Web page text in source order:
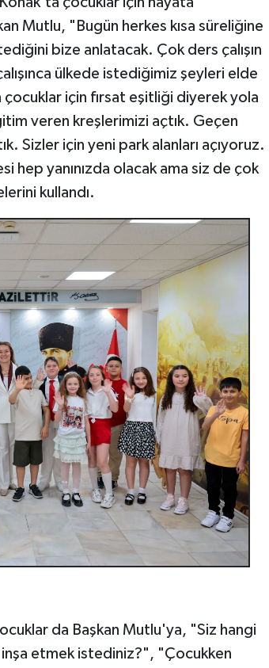
Mutlu, "Bugün herkes kısa süreliğine
bize anlatacak. Çok ders çalışın
ülkede istediğimiz şeyleri elde
için fırsat eşitliği diyerek yola
veren kreşlerimizi açtık. Geçen
Sizler için yeni park alanları açıyoruz.
hep yanınızda olacak ama siz de çok
kullandı.
da Başkan Mutlu'ya, "Siz hangi
etmek istediniz?", "Çocukken